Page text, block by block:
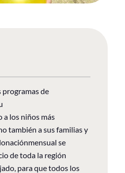
programas de
a los niños más
también a sus familias y
se
de toda la región
para que todos los